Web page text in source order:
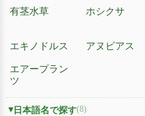
有茎水草 ホシクサ
エキノドルス アヌビアス
エアープラン
ツ
日本語名で探す(8)